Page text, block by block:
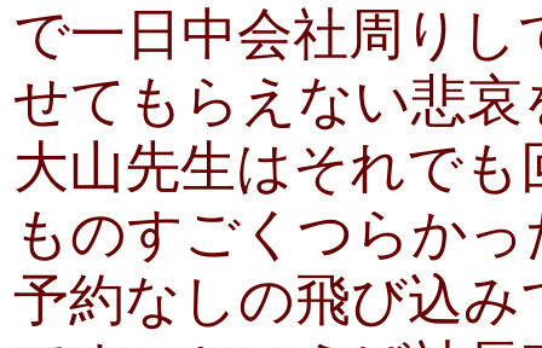
で一日中会社周り
せてもらえない悲
大山先生はそれで
ものすごくつらか
予約なしの飛び込